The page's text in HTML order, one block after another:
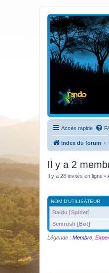
Bienvenue sur le site
Accès rapide
Index du forum
Il y a 2
Il y a 28 invités en ligne •
NOM D’UTILISATEUR
Baidu [Spider]
Semrush [Bot]
Légende : Membre